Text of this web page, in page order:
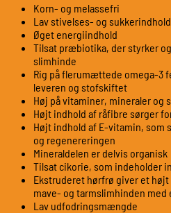
Korn- og melassefri
Lav stivelses- og sukkerindhold.
Øget energiindhold
Tilsat præbiotika, der styrker
slimhinde
Rig på flerumættede omega-3
leveren og stofskiftet
Høj på vitaminer, mineraler og
Højt indhold af råfibre sørger
Højt indhold af E-vitamin, som
og regenereringen
Mineraldelen er delvis organisk
Tilsat cikorie, som indeholder
Ekstruderet hørfrø giver et
mave- og tarmslimhinden
Lav udfodringsmængde